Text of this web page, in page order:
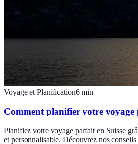
Voyage et Planification6 min
Comment planifier votre voyage
Planifiez votre voyage parfait en Suisse
et personnalisable. Découvrez nos